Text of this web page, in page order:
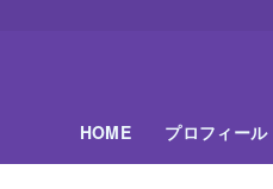
HOME プロフィール